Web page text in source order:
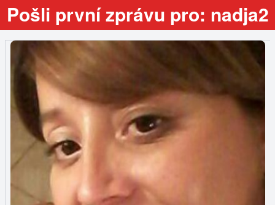
Pošli první zprávu pro: nadja2